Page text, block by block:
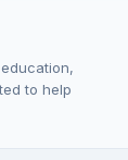
to help